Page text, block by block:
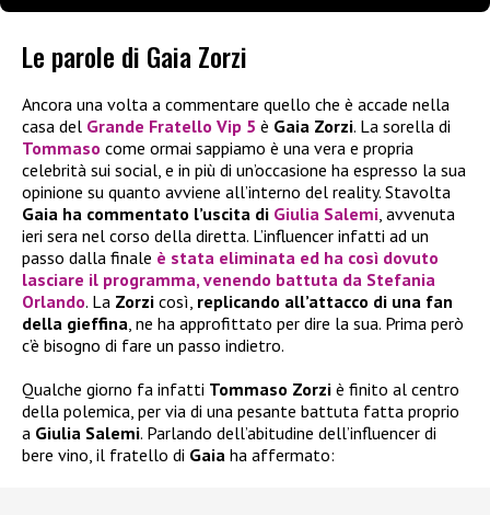
Le parole di Gaia Zorzi
Ancora una volta a commentare quello che è accade nella
casa del Grande Fratello Vip 5 è Gaia Zorzi. La sorella di
Tommaso come ormai sappiamo è una vera e propria
celebrità sui social, e in più di un’occasione ha espresso la sua
opinione su quanto avviene all’interno del reality. Stavolta
Gaia ha commentato l’uscita di Giulia Salemi, avvenuta
ieri sera nel corso della diretta. L’influencer infatti ad un
passo dalla finale è stata eliminata ed ha così dovuto
lasciare il programma, venendo battuta da Stefania
Orlando. La Zorzi così, replicando all’attacco di una fan
della gieffina, ne ha approfittato per dire la sua. Prima però
c’è bisogno di fare un passo indietro.
Qualche giorno fa infatti Tommaso Zorzi è finito al centro
della polemica, per via di una pesante battuta fatta proprio
a Giulia Salemi. Parlando dell’abitudine dell’influencer di
bere vino, il fratello di Gaia ha affermato: